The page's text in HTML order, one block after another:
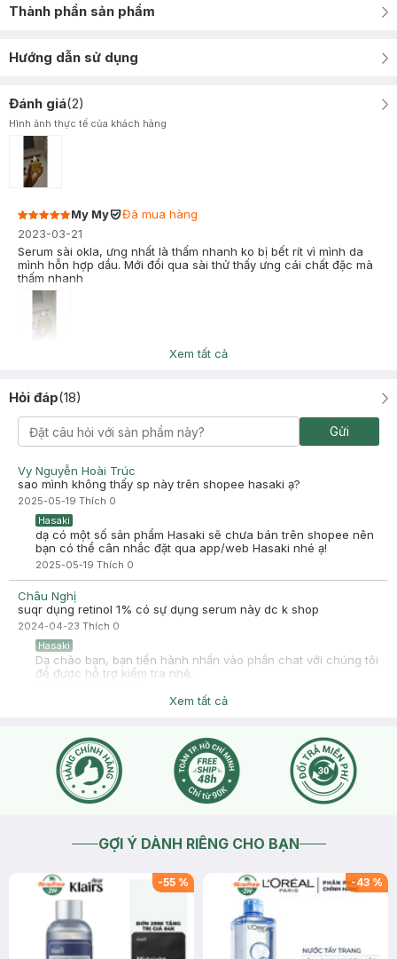
Thành phần sản phẩm
Hướng dẫn sử dụng
Đánh giá(2)
Hình ảnh thực tế của khách hàng
My My
Đã mua hàng
2023-03-21
Serum sài okla, ưng nhất là thấm nhanh ko bị bết rít vì mình da
mình hỗn hợp dầu. Mới đổi qua sài thử thấy ưng cái chất đặc mà
thấm nhanh
Đã mua hàng
rất ok.. rất thích
Xem tất cả
Hỏi đáp(18)
Gửi
Vy Nguyễn Hoài Trúc
sao mình không thấy sp này trên shopee hasaki ạ?
2025-05-19 Thích 0
Hasaki
dạ có một số sản phẩm Hasaki sẽ chưa bán trên shopee nên
bạn có thể cân nhắc đặt qua app/web Hasaki nhé ạ!
2025-05-19 Thích 0
Châu Nghị
suqr dụng retinol 1% có sự dụng serum này dc k shop
2024-04-23 Thích 0
Hasaki
Dạ chào bạn, bạn tiến hành nhấn vào phần chat với chúng tôi
để được hỗ trợ kiểm tra nhé.
Xem tất cả
GỢI Ý DÀNH RIÊNG CHO BẠN
-55 % -43 %